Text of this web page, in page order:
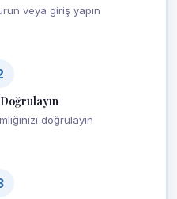
veya giriş yapın
doğrulayın